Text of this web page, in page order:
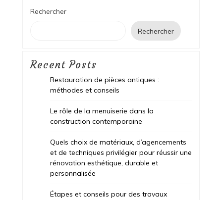
Rechercher
Rechercher
Recent Posts
Restauration de pièces antiques :
méthodes et conseils
Le rôle de la menuiserie dans la
construction contemporaine
Quels choix de matériaux, d’agencements
et de techniques privilégier pour réussir une
rénovation esthétique, durable et
personnalisée
Étapes et conseils pour des travaux